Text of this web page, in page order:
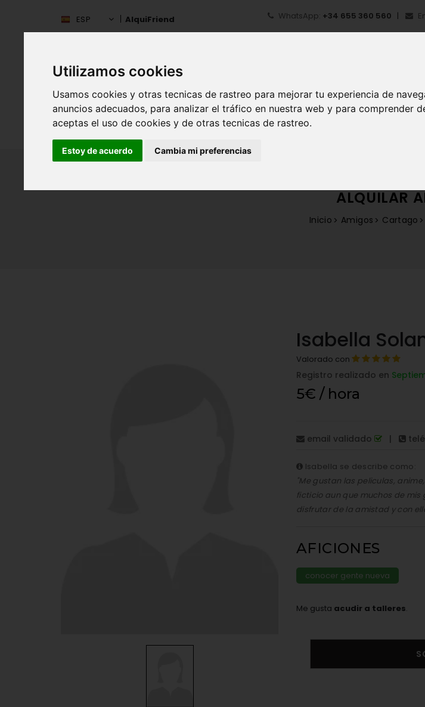
Utilizamos cookies
Usamos cookies y otras tecnicas de rastreo para mejorar tu experiencia de
anuncios adecuados, para analizar el tráfico en nuestra web y para comprender
aceptas el uso de cookies y de otras tecnicas de rastreo.
Estoy de acuerdo Cambia mi preferencias
ESP AlquiFriend WhatsApp: +34 655 360 560
ESPAÑA INICIO ¿QUÉ ES ALQUIFRIEND?
ALQUILAR
Inicio Amigos Cartago
Isabella
Valorado con
Registro realizado en
5€ / hora
email validado |
Isabella se describe como:
"Me gustan las peliculas,
ficticio aun que muchos de
disfrutar de la amistad y con
AFICIONES
conocer gente nueva
Me gusta acudir a talleres.